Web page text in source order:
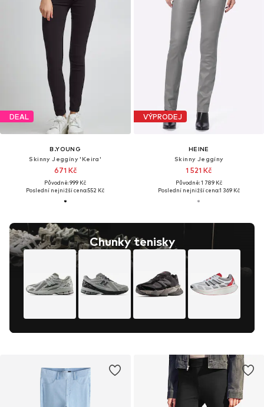
DEAL
B.YOUNG
Skinny Jeggíny 'Keira'
671 Kč
Původně: 999 Kč
Poslední nejnižší cena:552 Kč
VÝPRODEJ
HEINE
Skinny Jeggíny
1 521 Kč
Původně: 1 789 Kč
Poslední nejnižší cena:1 369 Kč
Chunky tenisky